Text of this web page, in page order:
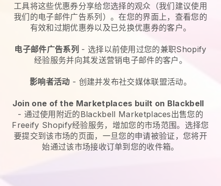
工具将这些优惠券分享给您选择的观众（我们建议使用
我们的电子邮件广告系列）。在您的界面上，查看您的
有效和过期优惠券以及已兑换优惠券的客户。
电子邮件广告系列 - 选择以前使用过您的兼职Shopify
经验服务并向其发送营销电子邮件的客户。
影响者活动 - 创建并发布社交媒体联盟活动。
Join one of the Marketplaces built on Blackbell
- 通过使用附近的Blackbell Marketplaces出售您的
Freeify Shopify经验服务，增加您的市场范围。 选择您
要提交到该市场的页面，一旦您的申请被验证，您将开
始通过该市场接收订单到您的收件箱。